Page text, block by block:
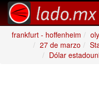
frankfurt - hoffenheim
27 de marzo
Dólar